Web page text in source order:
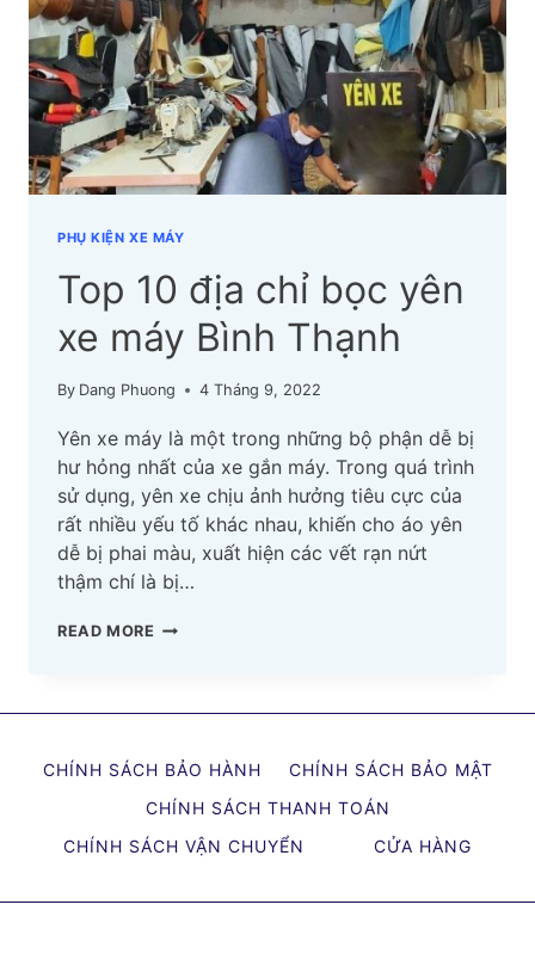
TPHCM
ĐƯỢC
YÊU
THÍCH
PHỤ KIỆN XE MÁY
Top 10 địa chỉ bọc yên
xe máy Bình Thạnh
By Dang Phuong 4 Tháng 9, 2022
Yên xe máy là một trong những bộ phận dễ bị
hư hỏng nhất của xe gắn máy. Trong quá trình
sử dụng, yên xe chịu ảnh hưởng tiêu cực của
rất nhiều yếu tố khác nhau, khiến cho áo yên
dễ bị phai màu, xuất hiện các vết rạn nứt
thậm chí là bị…
READ MORE TOP
CHỈ
YÊN
XE
BÌNH
CHÍNH SÁCH BẢO HÀNH
CHÍNH SÁCH BẢO MẬT
CHÍNH SÁCH THANH TOÁN
CHÍNH SÁCH VẬN CHUYỂN
CỬA HÀNG